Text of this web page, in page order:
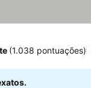
(1.038 pontuações)